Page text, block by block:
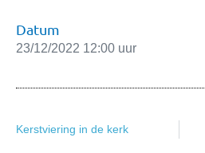
Datum
23/12/2022 12:00 uur
Kerstviering in de kerk